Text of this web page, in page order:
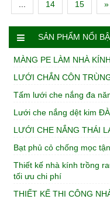
14 15 »
SẢN PHẨM NỔI
MÀNG PE LÀM NHÀ KÍNH
LƯỚI CHẮN CÔN
Tấm lưới che nắng đa
Lưới che nắng dệt kim
LƯỚI CHE NẮNG THÁI
Bạt phủ cỏ chống mọc
Thiết kế nhà kính trồng
tối ưu chi phí
THIẾT KẾ THI CÔNG